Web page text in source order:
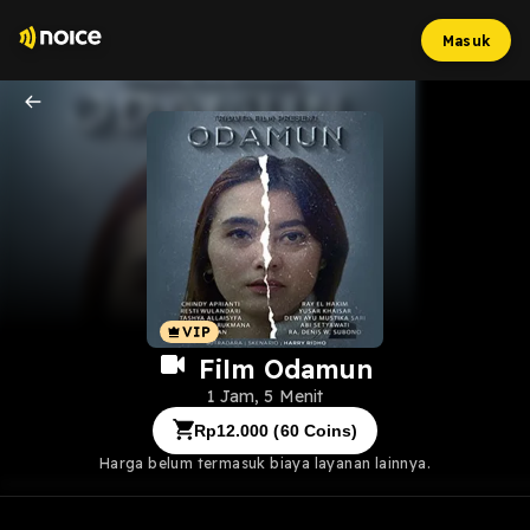
Masuk
Film Odamun
1 Jam, 5 Menit
Rp12.000 (60Coins)
Harga belum termasuk biaya layanan lainnya.